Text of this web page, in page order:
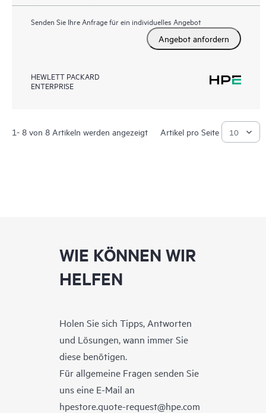
Senden Sie Ihre Anfrage für ein individuelles Angebot
Angebot anfordern
HEWLETT PACKARD
ENTERPRISE
1- 8 von 8 Artikeln werden angezeigt Artikel pro Seite
WIE KÖNNEN WIR
HELFEN
Holen Sie sich Tipps, Antworten
und Lösungen, wann immer Sie
diese benötigen.
Für allgemeine Fragen senden Sie
uns eine E-Mail an
hpestore.quote-request@hpe.com